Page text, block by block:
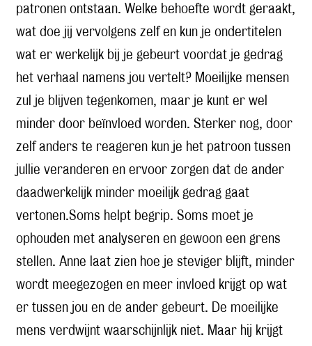
patronen ontstaan. Welke behoefte wordt geraakt,
wat doe jij vervolgens zelf en kun je ondertitelen
wat er werkelijk bij je gebeurt voordat je gedrag
het verhaal namens jou vertelt? Moeilijke mensen
zul je blijven tegenkomen, maar je kunt er wel
minder door beïnvloed worden. Sterker nog, door
zelf anders te reageren kun je het patroon tussen
jullie veranderen en ervoor zorgen dat de ander
daadwerkelijk minder moeilijk gedrag gaat
vertonen.Soms helpt begrip. Soms moet je
ophouden met analyseren en gewoon een grens
stellen. Anne laat zien hoe je steviger blijft, minder
wordt meegezogen en meer invloed krijgt op wat
er tussen jou en de ander gebeurt. De moeilijke
mens verdwijnt waarschijnlijk niet. Maar hij krijgt